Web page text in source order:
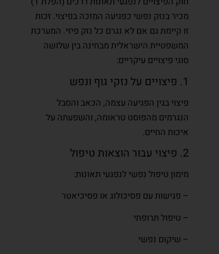
מכיר בנזק נפשי כפגיעה המזכה בפיצוי. זכות
זו קיימת גם אם לא נגרם כל נזק פיזי. המערכת
המשפטיית הישראלית מבחינה בין שלושה
סוגי פיצויים עיקריים:
1. פיצויים על נזקי גוף ונפש
פיצוי בגין הפגיעה עצמה, הכאב והסבל
הנגרמים מהפוסט טראומה, והשפעתה על
איכות החיים.
2. פיצוי עבור הוצאות טיפול
מימון טיפול נפשי לנפגעי תאונות:
– פגישות עם פסיכולוג או פסיכיאטר
– טיפול תרופתי
– שיקום נפשי